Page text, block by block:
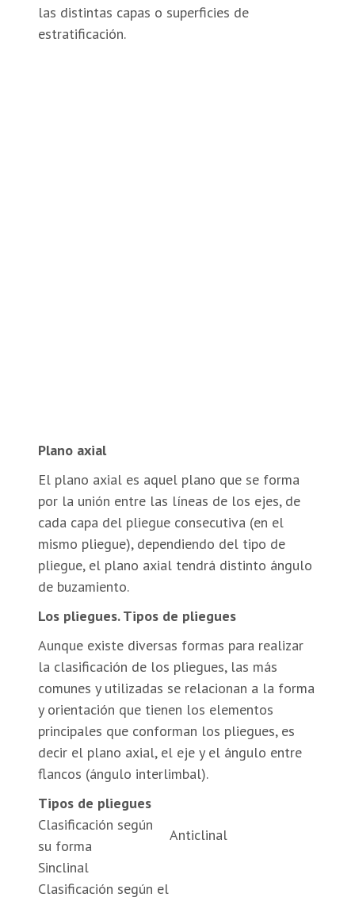
las distintas capas o superficies de
estratificación.
Plano axial
El plano axial es aquel plano que se forma
por la unión entre las líneas de los ejes, de
cada capa del pliegue consecutiva (en el
mismo pliegue), dependiendo del tipo de
pliegue, el plano axial tendrá distinto ángulo
de buzamiento.
Los pliegues. Tipos de pliegues
Aunque existe diversas formas para realizar
la clasificación de los pliegues, las más
comunes y utilizadas se relacionan a la forma
y orientación que tienen los elementos
principales que conforman los pliegues, es
decir el plano axial, el eje y el ángulo entre
flancos (ángulo interlimbal).
Tipos de pliegues
Clasificación según
su forma
Anticlinal
Sinclinal
Clasificación según el